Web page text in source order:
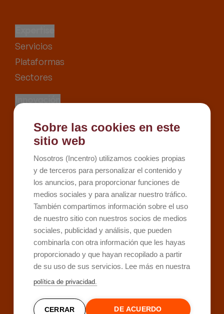
Servicios
Plataformas
Sectores
Innovación
Recursos
Kit Digital
Kit Consulting
Sobre Incentro
Conócenos
Careers
Contacto
Sobre las cookies en este
sitio web
Nosotros (Incentro) utilizamos cookies propias
y de terceros para personalizar el contenido y
los anuncios, para proporcionar funciones de
medios sociales y para analizar nuestro tráfico.
También compartimos información sobre el uso
de nuestro sitio con nuestros socios de medios
sociales, publicidad y análisis, que pueden
combinarla con otra información que les hayas
proporcionado y que hayan recopilado a partir
de su uso de sus servicios. Lee más en nuestra
política de privacidad.
CERRAR DE ACUERDO